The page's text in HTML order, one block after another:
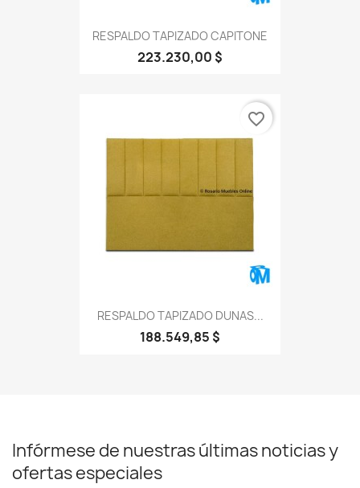
RESPALDO TAPIZADO CAPITONE
223.230,00 $
RESPALDO TAPIZADO DUNAS...
188.549,85 $
favorite_border
Infórmese de nuestras últimas noticias y
ofertas especiales